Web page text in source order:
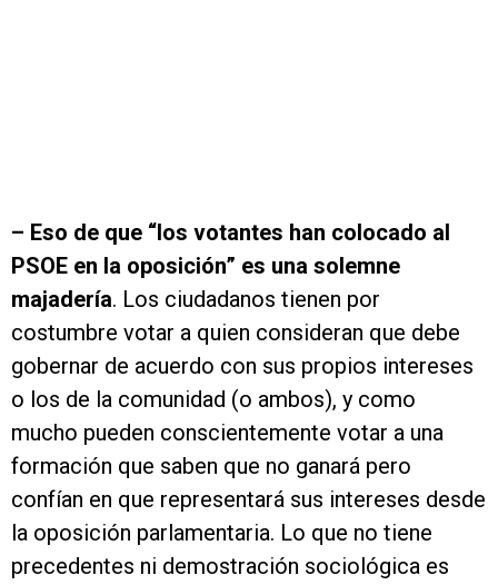
– Eso de que “los votantes han colocado al
PSOE en la oposición” es una solemne
majadería. Los ciudadanos tienen por
costumbre votar a quien consideran que debe
gobernar de acuerdo con sus propios intereses
o los de la comunidad (o ambos), y como
mucho pueden conscientemente votar a una
formación que saben que no ganará pero
confían en que representará sus intereses desde
la oposición parlamentaria. Lo que no tiene
precedentes ni demostración sociológica es